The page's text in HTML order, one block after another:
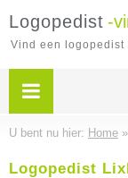
Logopedist -
Vind een
U bent nu hier: Home »
Logopedist